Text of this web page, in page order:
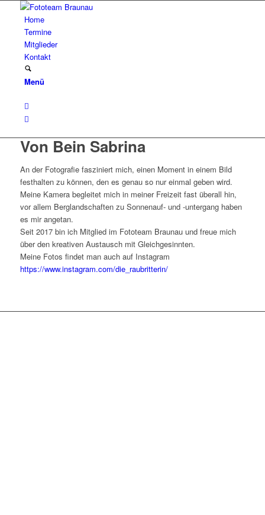
Home
Termine
Mitglieder
Kontakt
Menü
Von Bein Sabrina
An der Fotografie fasziniert mich, einen Moment in einem Bild
festhalten zu können, den es genau so nur einmal geben wird.
Meine Kamera begleitet mich in meiner Freizeit fast überall hin,
vor allem Berglandschaften zu Sonnenauf- und -untergang haben
es mir angetan.
Seit 2017 bin ich Mitglied im Fototeam Braunau und freue mich
über den kreativen Austausch mit Gleichgesinnten.
Meine Fotos findet man auch auf Instagram
https://www.instagram.com/die_raubritterin/